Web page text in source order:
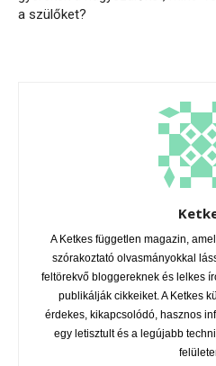
a szülőket?
A Ketkes független magazin,
szórakoztató olvasmányokkal
feltörekvő bloggereknek és lelkes
publikálják cikkeiket. A Ketkes
érdekes, kikapcsolódó, hasznos
egy letisztult és a legújabb